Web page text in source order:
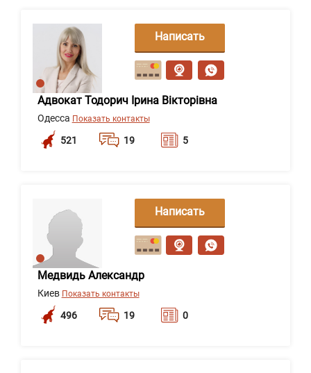
Адвокат Тодорич Ірина Вікторівна
Одесса Показать контакты
521 19 5
Написать
сообщение
Медвидь Александр
Киев Показать контакты
496 19 0
Написать
сообщение